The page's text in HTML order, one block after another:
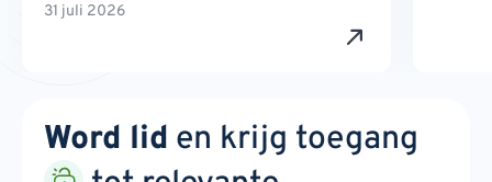
31 juli 2026
Word lid en krijg toegang